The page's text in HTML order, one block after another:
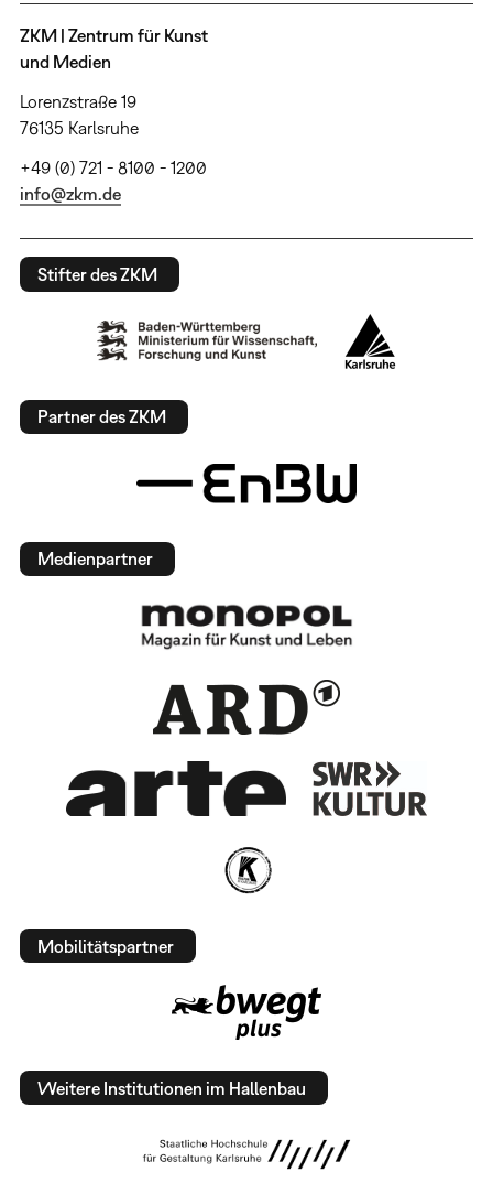
ZKM | Zentrum für Kunst
und Medien
Lorenzstraße 19
76135 Karlsruhe
+49 (0) 721 - 8100 - 1200
info@zkm.de
Stifter des ZKM
Partner des ZKM
Medienpartner
Mobilitätspartner
Weitere Institutionen im Hallenbau